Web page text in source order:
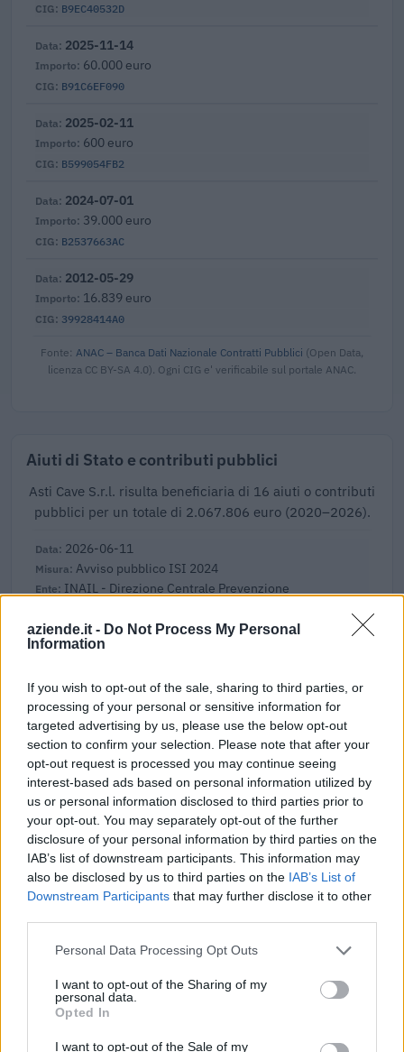
aziende.it - Do Not Process My Personal
Information
If you wish to opt-out of the sale, sharing to third parties, or
processing of your personal or sensitive information for
targeted advertising by us, please use the below opt-out
section to confirm your selection. Please note that after your
opt-out request is processed you may continue seeing
interest-based ads based on personal information utilized by
us or personal information disclosed to third parties prior to
your opt-out. You may separately opt-out of the further
disclosure of your personal information by third parties on the
IAB’s list of downstream participants. This information may
also be disclosed by us to third parties on the IAB’s List of
Downstream Participants that may further disclose it to other
Personal Data Processing Opt Outs
I want to opt-out of the Sharing of my
personal data.
Opted In
I want to opt-out of the Sale of my
B9EC40532D
B91C6EF090
2025-11-14
60.000 euro
B599054FB2
2025-02-11
600 euro
B2537663AC
2024-07-01
39.000 euro
39928414A0
2012-05-29
16.839 euro
Fonte: ANAC – Banca Dati Nazionale Contratti Pubblici (Open Data,
licenza CC BY-SA 4.0). Ogni CIG e' verificabile sul portale ANAC.
Aiuti di Stato e contributi pubblici
Asti Cave S.r.l. risulta beneficiaria di 16 aiuti o contributi
pubblici per un totale di 2.067.806 euro (2020–2026).
2026-06-11
Avviso pubblico ISI 2024
INAIL - Direzione Centrale Prevenzione
2025-06-05
nuovi macchinari, impianti e attrezzature da parte delle
piccole e medi
Ministero delle Imprese e del Made in Italy -
Dipartimento per le politiche per
11.082 euro
2025-05-16
Fondo di garanzia per le piccole e medie imprese
Banca del Mezzogiorno MedioCredito Centrale S.p.A.
114.880 euro
2024-08-13
piccole e medi
Dipartimento per le politiche per
81.748 euro
2024-07-19